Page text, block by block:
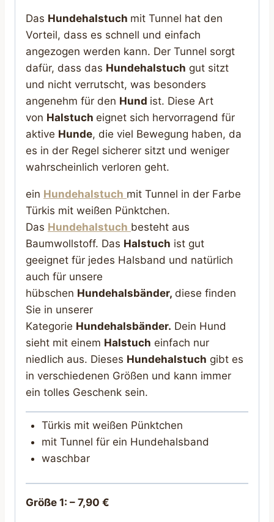
Das Hundehalstuch mit Tunnel hat den
Vorteil, dass es schnell und einfach
angezogen werden kann. Der Tunnel sorgt
dafür, dass das Hundehalstuch gut sitzt
und nicht verrutscht, was besonders
angenehm für den Hund ist. Diese Art
von Halstuch eignet sich hervorragend für
aktive Hunde, die viel Bewegung haben, da
es in der Regel sicherer sitzt und weniger
wahrscheinlich verloren geht.
ein Hundehalstuch mit Tunnel in der Farbe
Türkis mit weißen Pünktchen.
Das Hundehalstuch besteht aus
Baumwollstoff. Das Halstuch ist gut
geeignet für jedes Halsband und natürlich
auch für unsere
hübschen Hundehalsbänder, diese finden
Sie in unserer
Kategorie Hundehalsbänder. Dein Hund
sieht mit einem Halstuch einfach nur
niedlich aus. Dieses Hundehalstuch gibt es
in verschiedenen Größen und kann immer
ein tolles Geschenk sein.
Türkis mit weißen Pünktchen
mit Tunnel für ein Hundehalsband
waschbar
Größe 1: – 7,90 €